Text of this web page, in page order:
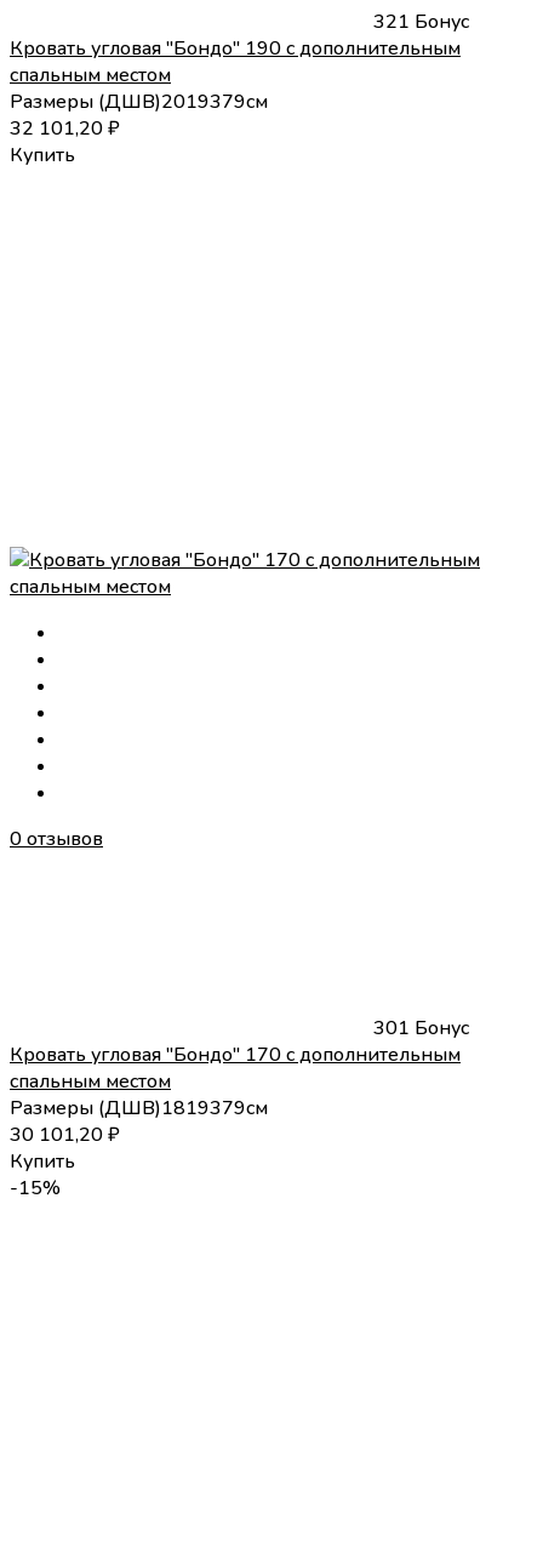
321 Бонус
Кровать угловая "Бондо" 190 с дополнительным
спальным местом
Размеры (ДШВ)2019379см
32 101,20₽
Купить
0 отзывов
301 Бонус
Кровать угловая "Бондо" 170 с дополнительным
спальным местом
Размеры (ДШВ)1819379см
30 101,20₽
Купить
-15%